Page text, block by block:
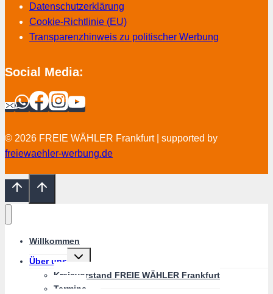
Datenschutzerklärung
Cookie-Richtlinie (EU)
Transparenzhinweis zu politischer Werbung
Social Media:
© 2026 FREIE WÄHLER Frankfurt | supported by
freiewaehler-werbung.de
Willkommen
Über uns
Untermenü
umschalten
Kreisvorstand FREIE WÄHLER Frankfurt
Termine